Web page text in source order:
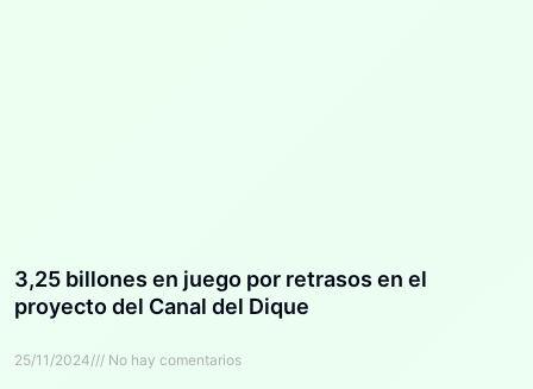
3,25 billones en juego por retrasos en el
proyecto del Canal del Dique
25/11/2024 No hay comentarios